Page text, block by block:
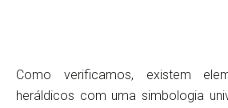
Como verificamos, existem
heráldicos com uma simbologia